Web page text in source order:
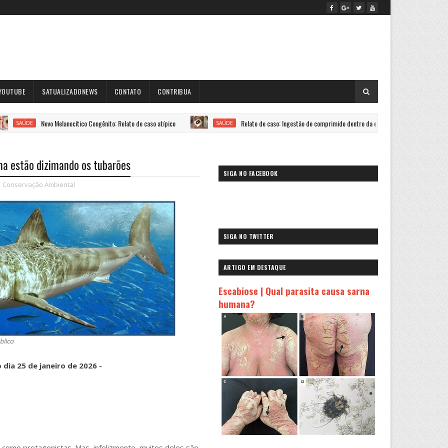
SATUALIZADONEWS CONTATO CONTRIBUA
Nevo Melanocítico Congênito: Relato de caso atípico SAÚDE Relato de caso: Ingestão de comprimido dentro da embalagem SAÚDE
estão dizimando os tubarões
Conservação Ambiental
dia 25 de janeiro de 2026 -
SIGA NO FACEBOOK
SIGA NO TWITTER
ARTIGO EM DESTAQUE
Escabiose | Qual parasita causa sarna
humana?